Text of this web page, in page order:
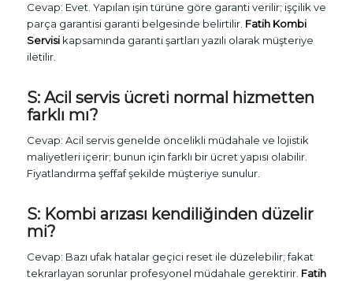
Cevap: Evet. Yapılan işin türüne göre garanti verilir; işçilik ve
parça garantisi garanti belgesinde belirtilir. Fatih Kombi
Servisikapsamında garanti şartları yazılı olarak müşteriye
iletilir.
S: Acil servis ücreti normal hizmetten
farklı mı?
Cevap: Acil servis genelde öncelikli müdahale ve lojistik
maliyetleri içerir; bunun için farklı bir ücret yapısı olabilir.
Fiyatlandırma şeffaf şekilde müşteriye sunulur.
S: Kombi arızası kendiliğinden düzelir
mi?
Cevap: Bazı ufak hatalar geçici reset ile düzelebilir; fakat
tekrarlayan sorunlar profesyonel müdahale gerektirir. Fatih